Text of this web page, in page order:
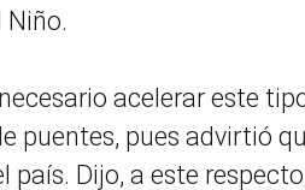
Niño.
acelerar este
puentes, pues advirtió
país. Dijo, a este